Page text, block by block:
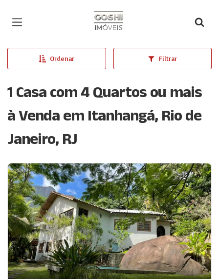
Página inicial
Ordenar Filtrar
1 Casa com 4 Quartos ou mais
à Venda em Itanhangá, Rio de
Janeiro, RJ